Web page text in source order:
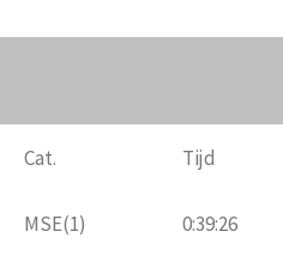
Cat. Tijd
MSE(1) 0:39:26